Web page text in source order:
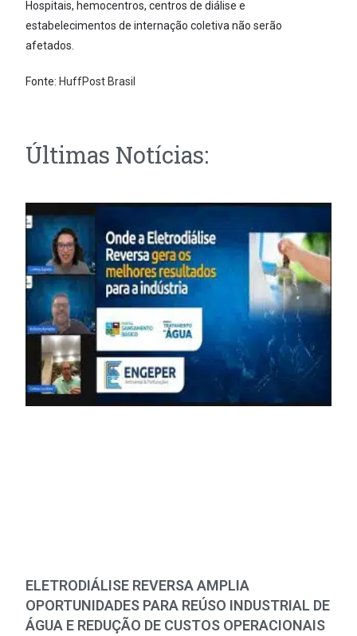
Hospitais, hemocentros, centros de diálise e
estabelecimentos de internação coletiva não serão
afetados.
Fonte: HuffPost Brasil
Últimas Notícias:
ELETRODIÁLISE REVERSA AMPLIA
OPORTUNIDADES PARA REÚSO INDUSTRIAL DE
ÁGUA E REDUÇÃO DE CUSTOS OPERACIONAIS